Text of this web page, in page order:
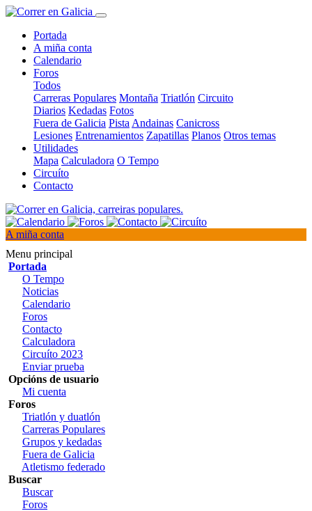
Portada
A miña conta
Calendario
Foros
Todos
Carreras Populares Montaña Triatlón Circuito
Diarios Kedadas Fotos
Fuera de Galicia Pista Andainas Canicross
Lesiones Entrenamientos Zapatillas Planos Otros temas
Utilidades
Mapa Calculadora O Tempo
Circuíto
Contacto
A miña conta
Menu principal
Portada
O Tempo
Noticias
Calendario
Foros
Contacto
Calculadora
Circuíto 2023
Enviar prueba
Opcións de usuario
Mi cuenta
Foros
Triatlón y duatlón
Carreras Populares
Grupos y kedadas
Fuera de Galicia
Atletismo federado
Buscar
Buscar
Foros